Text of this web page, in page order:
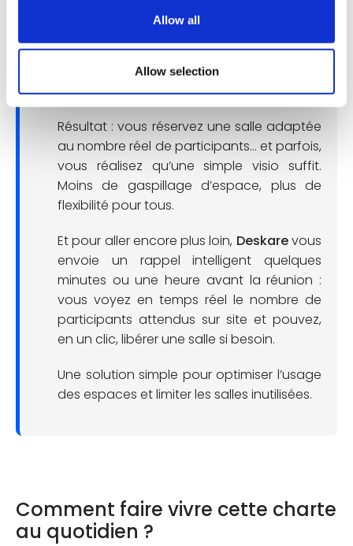
Allow all
Allow selection
pouvez visualiser en un clin d’œil qui sera
en télétravail et qui sera sur place pour la
réunion.
Résultat : vous réservez une salle adaptée
au nombre réel de participants… et parfois,
vous réalisez qu’une simple visio suffit.
Moins de gaspillage d’espace, plus de
flexibilité pour tous.
Et pour aller encore plus loin, Deskarevous
envoie un rappel intelligent quelques
minutes ou une heure avant la réunion :
vous voyez en temps réel le nombre de
participants attendus sur site et pouvez,
en un clic, libérer une salle si besoin.
Une solution simple pour optimiser l’usage
des espaces et limiter les salles inutilisées.
Comment faire vivre cette charte
au quotidien ?